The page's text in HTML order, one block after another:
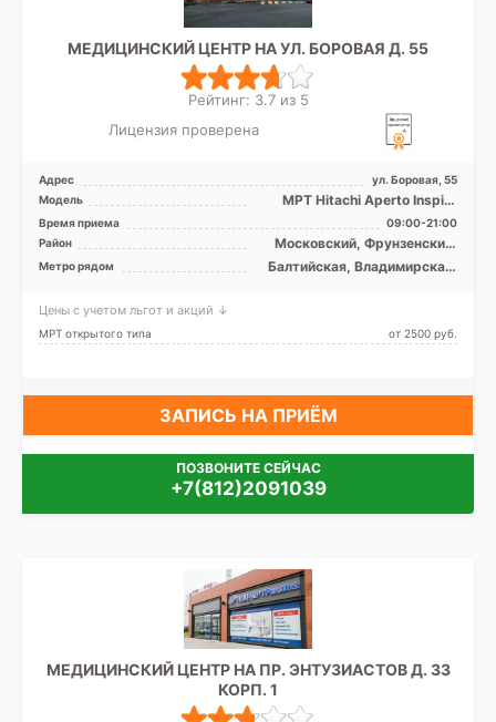
МЕДИЦИНСКИЙ ЦЕНТР НА УЛ. БОРОВАЯ Д. 55
Рейтинг: 3.7 из 5
Лицензия проверена
Адрес
ул. Боровая, 55
Модель
МРТ Hitachi Aperto Inspire
0.4T открытый тип, КТ
Toshiba Aquilion 16 с ...
Время приема
09:00-21:00
Район
Московский, Фрунзенский,
Центральный,
Адмиралтейский
Метро рядом
Балтийская, Владимирская,
проспект, Маяковская,
Обводный канал, Площадь
Цены с учетом льгот и акций ↓
МРТ открытого типа от 2500 pуб.
ЗАПИСЬ НА ПРИЁМ
ПОЗВОНИТЕ СЕЙЧАС
+7(812)2091039
МЕДИЦИНСКИЙ ЦЕНТР НА ПР. ЭНТУЗИАСТОВ Д. 33
КОРП. 1